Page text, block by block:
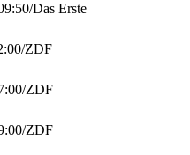
/Das Erste
/ZDF
/ZDF
/ZDF